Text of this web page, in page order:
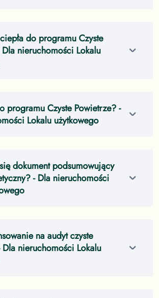
do programu Czyste
Dla nieruchomości Lokalu
programu Czyste Powietrze?-
Lokalu użytkowego
dokument podsumowujący
- Dla nieruchomości
na audyt czyste
Dla nieruchomości Lokalu